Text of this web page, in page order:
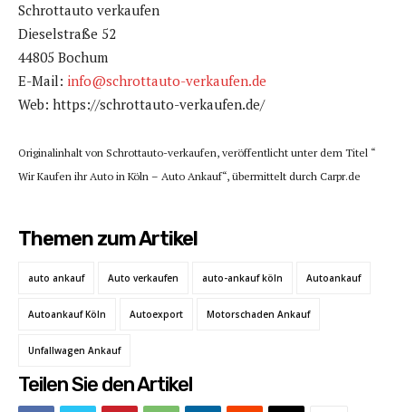
Schrottauto verkaufen
Dieselstraße 52
44805 Bochum
E-Mail: info@schrottauto-verkaufen.de
Web: https://schrottauto-verkaufen.de/
Originalinhalt von Schrottauto-verkaufen, veröffentlicht unter dem Titel “
Wir Kaufen ihr Auto in Köln – Auto Ankauf“, übermittelt durch Carpr.de
Themen zum Artikel
auto ankauf Auto verkaufen auto-ankauf köln Autoankauf
Autoankauf Köln Autoexport Motorschaden Ankauf
Unfallwagen Ankauf
Teilen Sie den Artikel